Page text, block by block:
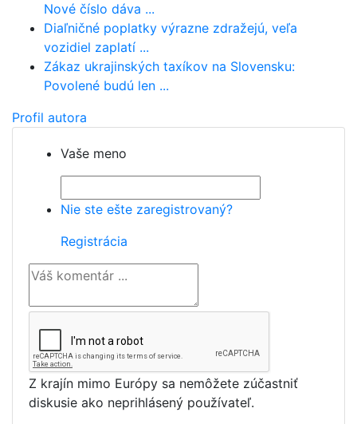
Nové číslo dáva ...
Diaľničné poplatky výrazne zdražejú, veľa
vozidiel zaplatí ...
Zákaz ukrajinských taxíkov na Slovensku:
Povolené budú len ...
Profil autora
Vaše meno
Nie ste ešte zaregistrovaný?
Registrácia
Z krajín mimo Európy sa nemôžete zúčastniť
diskusie ako neprihlásený používateľ.